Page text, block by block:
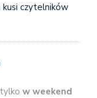
kusi czytelników
w weekend